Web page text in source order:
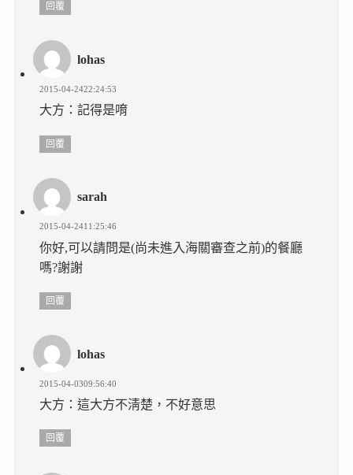
回覆
lohas
2015-04-2422:24:53
大方：記得是唷
回覆
sarah
2015-04-2411:25:46
你好,可以請問是(尚未進入海關審查之前)的餐廳
嗎?謝謝
回覆
lohas
2015-04-0309:56:40
大方：這大方不淸楚，不好意思
回覆